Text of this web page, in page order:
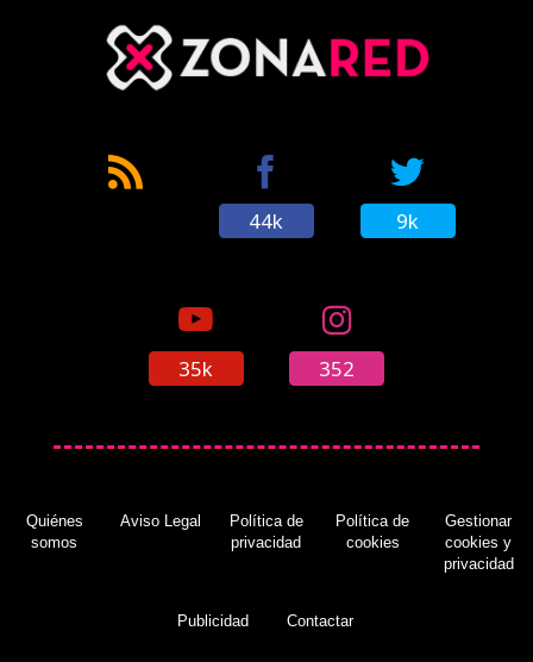
44k 9k
35k 352
Quiénes
somos
Aviso Legal
Política de
privacidad
Política de
cookies
Gestionar
cookies y
privacidad
Publicidad Contactar